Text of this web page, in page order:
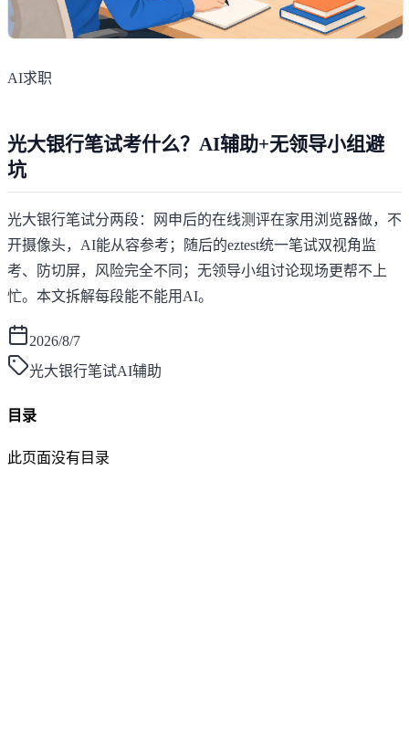
AI求职
光大银行笔试考什么？AI辅助+无领导小组避
坑
光大银行笔试分两段：网申后的在线测评在家用浏览器做，不
开摄像头，AI能从容参考；随后的eztest统一笔试双视角监
考、防切屏，风险完全不同；无领导小组讨论现场更帮不上
忙。本文拆解每段能不能用AI。
2026/8/7
光大银行笔试AI辅助
目录
此页面没有目录